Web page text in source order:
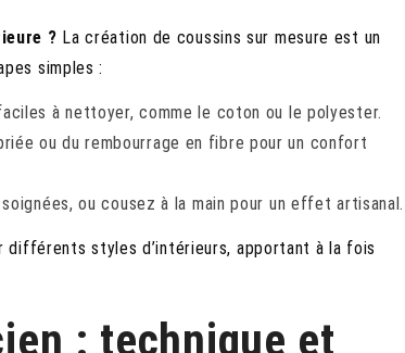
? La création de coussins sur mesure est un
simples :
à nettoyer, comme le coton ou le polyester.
ou du rembourrage en fibre pour un confort
ou cousez à la main pour un effet artisanal.
styles d’intérieurs, apportant à la fois
: technique et